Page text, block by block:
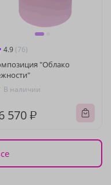
4.9 (76)
"Облако
В наличии
570 ₽